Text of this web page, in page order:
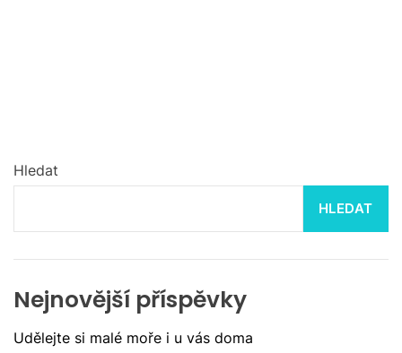
Hledat
HLEDAT
Nejnovější příspěvky
Udělejte si malé moře i u vás doma